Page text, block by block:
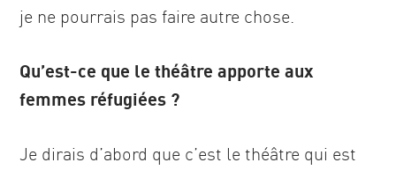
je ne pourrais pas faire autre chose.
Qu’est-ce que le théâtre apporte aux
femmes réfugiées ?
Je dirais d’abord que c’est le théâtre qui est